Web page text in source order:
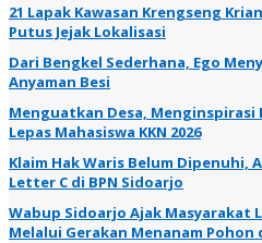
21 Lapak Kawasan Krengseng
Putus Jejak Lokalisasi
Dari Bengkel Sederhana, Ego
Anyaman Besi
Menguatkan Desa, Menginspirasi
Lepas Mahasiswa KKN 2026
Klaim Hak Waris Belum Dipenuhi,
Letter C di BPN Sidoarjo
Wabup Sidoarjo Ajak Masyarakat
Melalui Gerakan Menanam Pohon